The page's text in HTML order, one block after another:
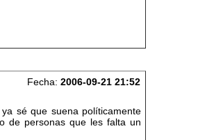
Fecha:2006-09-21 21:52
sé que suena políticamente
de personas que les falta un